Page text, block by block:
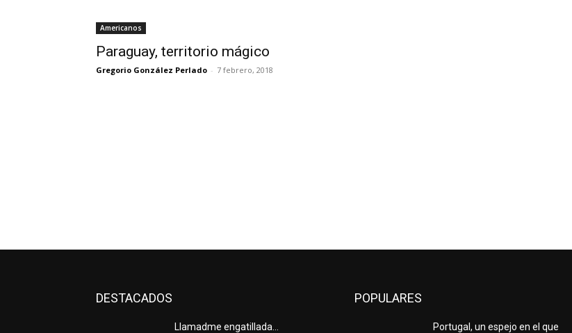
Americanos
Paraguay, territorio mágico
Gregorio González Perlado - 7 febrero, 2018
DESTACADOS
Llamadme engatillada…
POPULARES
Portugal, un espejo en el que